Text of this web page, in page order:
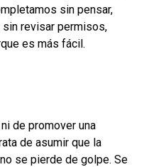
sin pensar,
revisar permisos,
es más fácil.
de promover una
de asumir que la
se pierde de golpe. Se